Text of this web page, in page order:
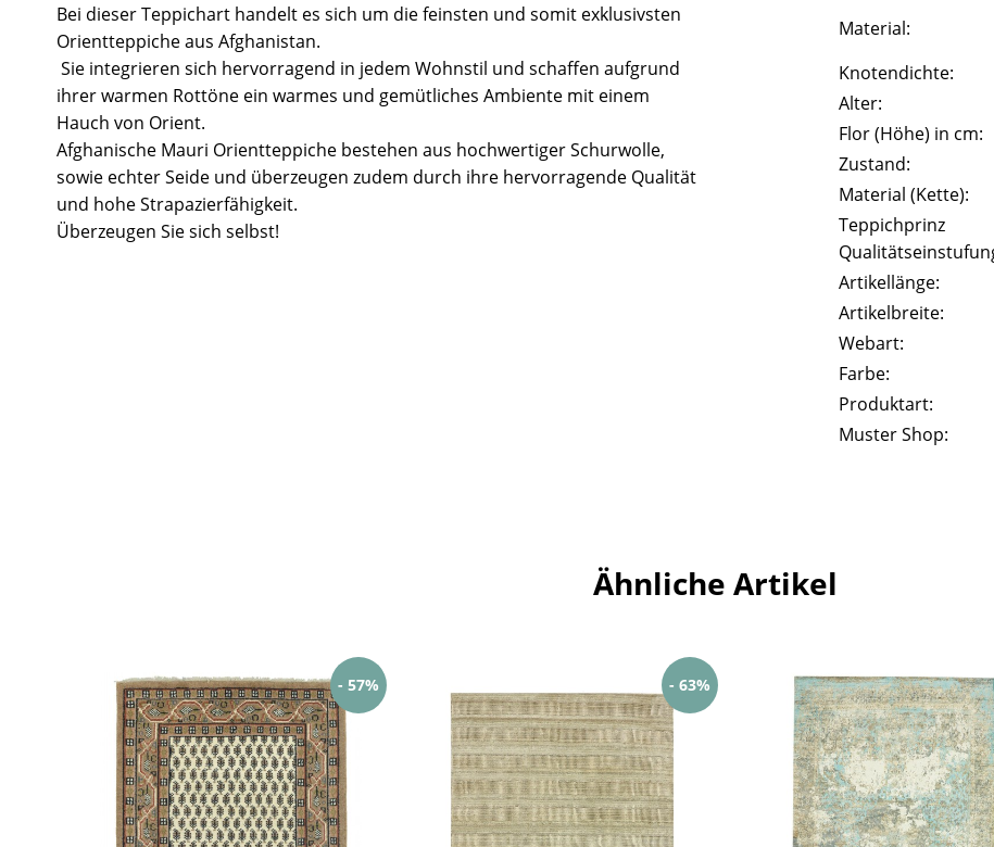
Bei dieser Teppichart handelt es sich um die feinsten und somit exklusivsten
Orientteppiche aus Afghanistan.
Sie integrieren sich hervorragend in jedem Wohnstil und schaffen aufgrund
ihrer warmen Rottöne ein warmes und gemütliches Ambiente mit einem
Hauch von Orient.
Afghanische Mauri Orientteppiche bestehen aus hochwertiger Schurwolle,
sowie echter Seide und überzeugen zudem durch ihre hervorragende Qualität
und hohe Strapazierfähigkeit.
Überzeugen Sie sich selbst!
Material:
Knotendichte:
Alter:
Flor (Höhe) in cm:
Zustand:
Material (Kette):
Teppichprinz
Artikellänge:
Artikelbreite:
Webart:
Farbe:
Produktart:
Muster Shop:
Ähnliche Artikel
- 57% - 63%